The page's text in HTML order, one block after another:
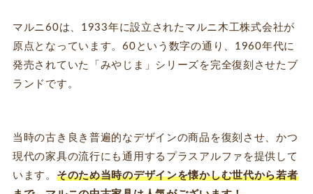
マルニ60は、1933年に設立されたマルニ木工株式会社が
原点となっています。60という数字の通り、1960年代に
発売されていた「みやじま」シリーズを完全復刻させたブ
ランドです。
当時の古き良き普遍的なデザインの商品を復刻させ、かつ
現代の家具の流行にも通用するプラスアルファを提供して
います。 そのため当時のデザインを懐かしむ世代から若者